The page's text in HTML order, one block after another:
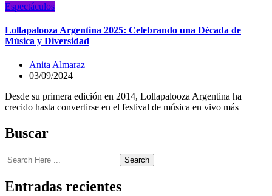
Espectáculos
Lollapalooza Argentina 2025: Celebrando una Década de
Música y Diversidad
Anita Almaraz
03/09/2024
Desde su primera edición en 2014, Lollapalooza Argentina ha
crecido hasta convertirse en el festival de música en vivo más
Buscar
Search
Entradas recientes